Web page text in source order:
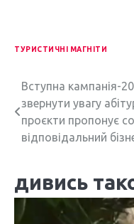
ТУРИСТИЧНІ МАГНІТИ
Н
а
в
г
а
Вступна кампанія-
звернути увагу
проєкти пропонує
відповідальний
дивись